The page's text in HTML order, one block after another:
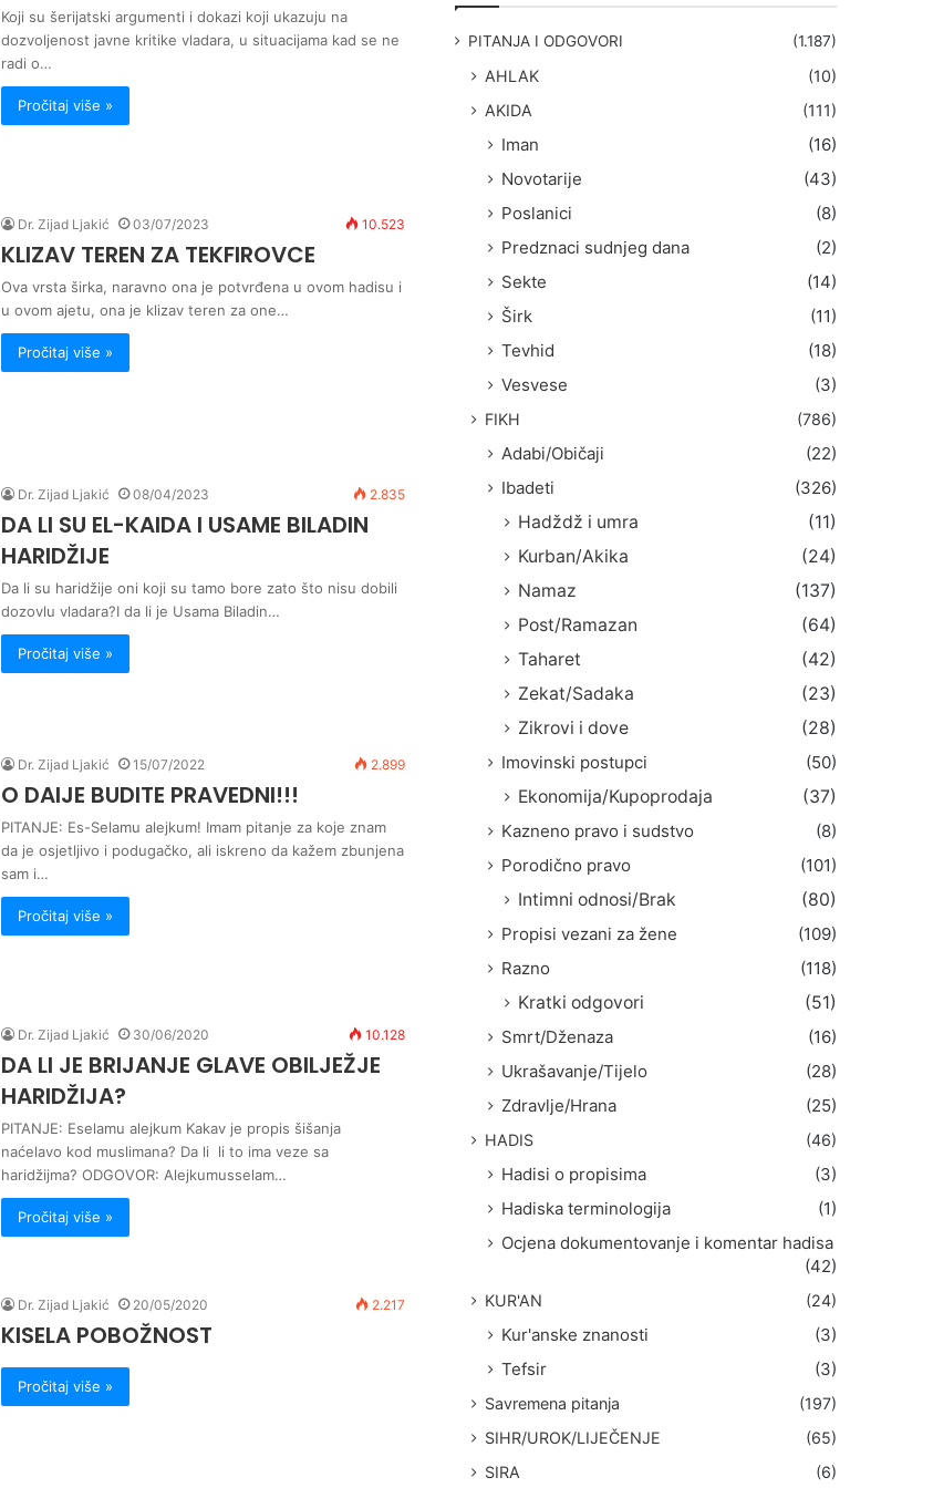
Koji su šerijatski argumenti i dokazi koji ukazuju na
dozvoljenost javne kritike vladara, u situacijama kad se ne
radi o…
Pročitaj više »
Dr. Zijad Ljakić 03/07/2023 10.523
KLIZAV TEREN ZA TEKFIROVCE
Ova vrsta širka, naravno ona je potvrđena u ovom hadisu i
u ovom ajetu, ona je klizav teren za one…
Pročitaj više »
Dr. Zijad Ljakić 08/04/2023 2.835
DA LI SU EL-KAIDA I USAME BILADIN
HARIDŽIJE
Da li su haridžije oni koji su tamo bore zato što nisu dobili
dozovlu vladara?I da li je Usama Biladin…
Pročitaj više »
Dr. Zijad Ljakić 15/07/2022 2.899
O DAIJE BUDITE PRAVEDNI!!!
PITANJE: Es-Selamu alejkum! Imam pitanje za koje znam
da je osjetljivo i podugačko, ali iskreno da kažem zbunjena
sam i…
Pročitaj više »
Dr. Zijad Ljakić 30/06/2020 10.128
DA LI JE BRIJANJE GLAVE OBILJEŽJE
HARIDŽIJA?
PITANJE: Eselamu alejkum Kakav je propis šišanja
naćelavo kod muslimana? Da li li to ima veze sa
haridžijma? ODGOVOR: Alejkumusselam…
Pročitaj više »
Dr. Zijad Ljakić 20/05/2020 2.217
KISELA POBOŽNOST
Pročitaj više »
PITANJA I ODGOVORI (1.187)
AHLAK
(10)
AKIDA
(111)
Iman
(16)
Novotarije
(43)
Poslanici
(8)
Predznaci sudnjeg dana
(2)
Sekte
(14)
Širk
(11)
Tevhid
(18)
Vesvese
(3)
FIKH (786)
Adabi/Običaji
(22)
Ibadeti
(326)
Hadždž i umra
(11)
Kurban/Akika
(24)
Namaz
(137)
Post/Ramazan
(64)
Taharet
(42)
Zekat/Sadaka
(23)
Zikrovi i dove
(28)
Imovinski postupci
(50)
Ekonomija/Kupoprodaja
(37)
Kazneno pravo i sudstvo
(8)
Porodično pravo
(101)
Intimni odnosi/Brak
(80)
Propisi vezani za žene
(109)
Razno
(118)
Kratki odgovori
(51)
Smrt/Dženaza
(16)
Ukrašavanje/Tijelo
(28)
Zdravlje/Hrana
(25)
HADIS (46)
Hadisi o propisima
(3)
Hadiska terminologija
(1)
Ocjena dokumentovanje i komentar hadisa
(42)
KUR'AN (24)
Kur'anske znanosti
(3)
Tefsir
(3)
Savremena pitanja
(197)
SIHR/UROK/LIJEČENJE
(65)
SIRA
(6)